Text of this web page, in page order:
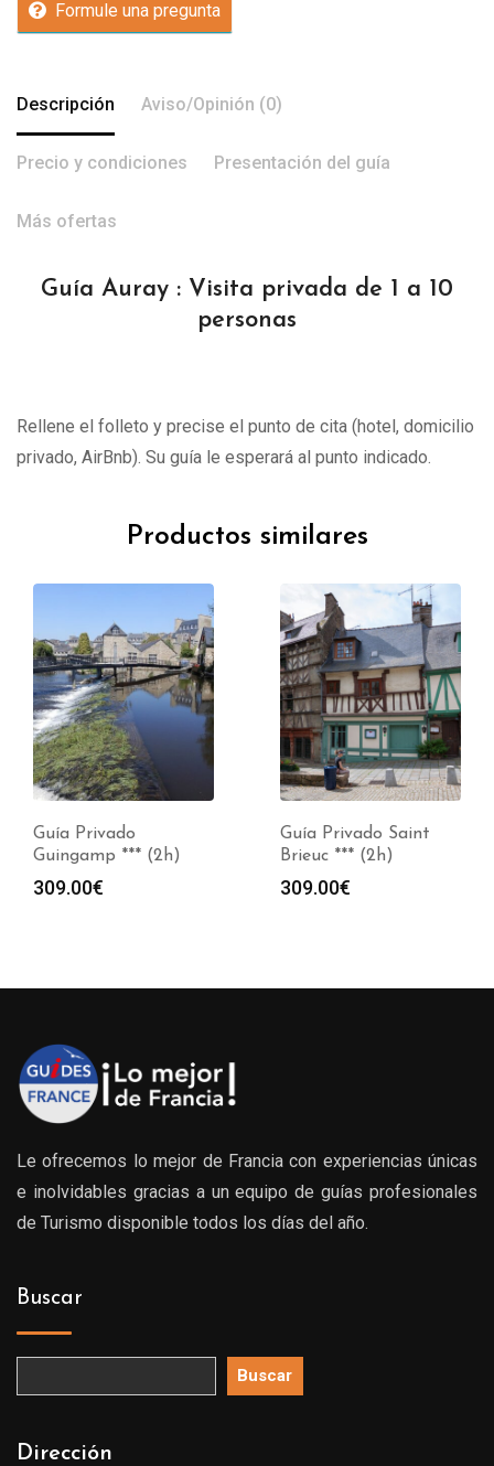
Formule una pregunta
Descripción Aviso/Opinión (0)
Precio y condiciones Presentación del guía
Más ofertas
Guía Auray : Visita privada de 1 a 10
personas
Rellene el folleto y precise el punto de cita (hotel, domicilio
privado, AirBnb). Su guía le esperará al punto indicado.
Productos similares
Guía Privado
Guingamp *** (2h)
309.00€
Guía Privado Saint
Brieuc *** (2h)
309.00€
Le ofrecemos lo mejor de Francia con experiencias únicas
e inolvidables gracias a un equipo de guías profesionales
de Turismo disponible todos los días del año.
Buscar
Buscar
Dirección